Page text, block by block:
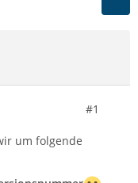
#1
um folgende